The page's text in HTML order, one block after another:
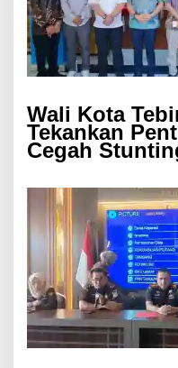
Wali Kota
Tekankan
Cegah